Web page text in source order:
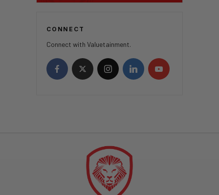
CONNECT
Connect with Valuetainment.